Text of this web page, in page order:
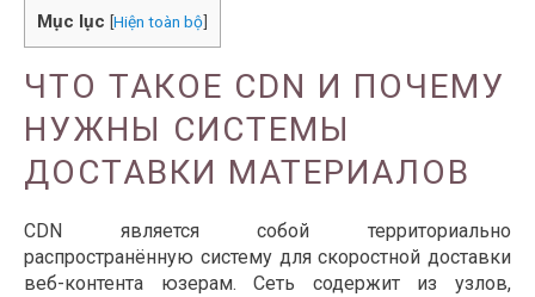
Mục lục [Hiện toàn bộ]
ЧТО ТАКОЕ CDN И ПОЧЕМУ
НУЖНЫ СИСТЕМЫ
ДОСТАВКИ МАТЕРИАЛОВ
CDN является собой территориально
распространённую систему для скоростной доставки
веб-контента юзерам. Сеть содержит из узлов,